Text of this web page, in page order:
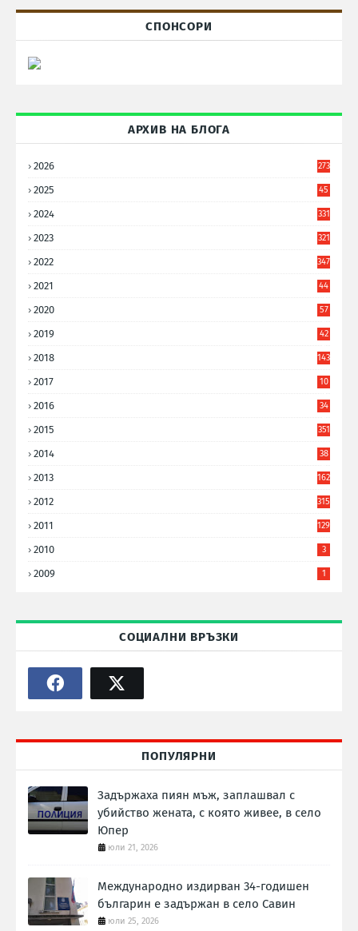
СПОНСОРИ
АРХИВ НА БЛОГА
2026 273
2025
45
2024 331
2023 321
2022 347
2021
44
2020
57
2019
42
2018 143
2017
10
2016
34
2015 351
2014
38
2013 162
2012 315
2011 129
2010 3
2009 1
СОЦИАЛНИ ВРЪЗКИ
ПОПУЛЯРНИ
Задържаха пиян мъж, заплашвал с
убийство жената, с която живее, в село
Юпер
юли 21, 2026
Международно издирван 34-годишен
българин е задържан в село Савин
юли 25, 2026